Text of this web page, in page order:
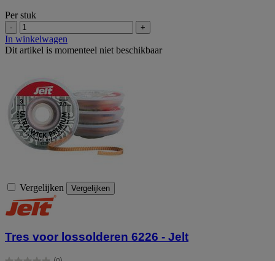
Per stuk
- +
In winkelwagen
Dit artikel is momenteel niet beschikbaar
Vergelijken Vergelijken
Tres voor lossolderen 6226 - Jelt